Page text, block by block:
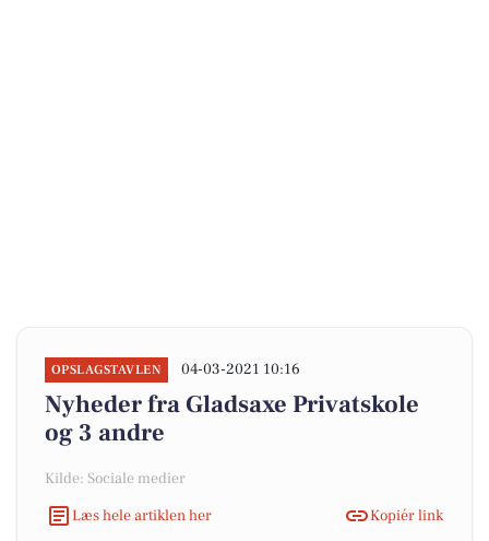
OPSLAGSTAVLEN 04-03-2021 10:16
Nyheder fra Gladsaxe Privatskole
og 3 andre
Kilde: Sociale medier
Læs hele artiklen her
Kopiér link